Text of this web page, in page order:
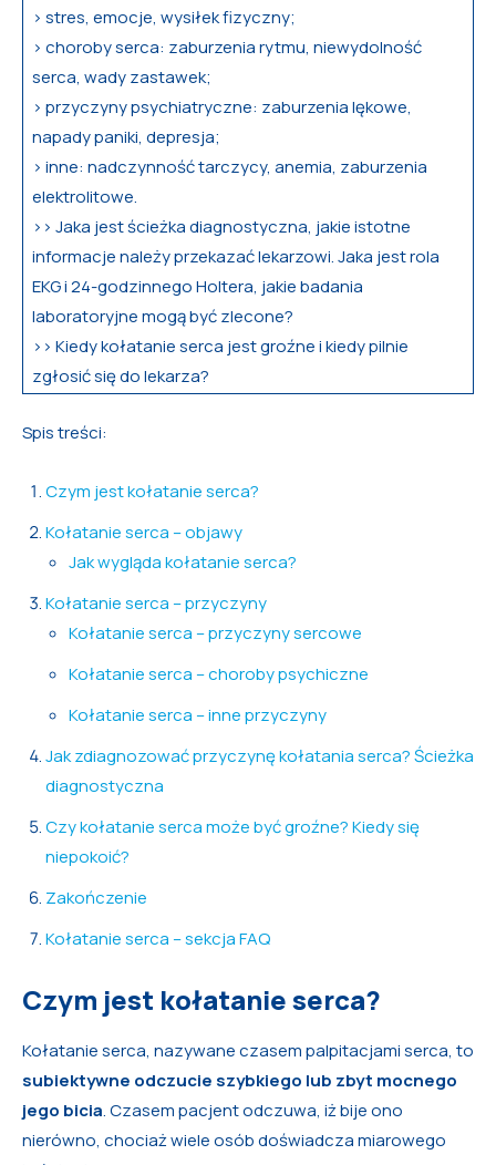
> stres, emocje, wysiłek fizyczny;
> choroby serca: zaburzenia rytmu, niewydolność
serca, wady zastawek;
> przyczyny psychiatryczne: zaburzenia lękowe,
napady paniki, depresja;
> inne: nadczynność tarczycy, anemia, zaburzenia
elektrolitowe.
>> Jaka jest ścieżka diagnostyczna, jakie istotne
informacje należy przekazać lekarzowi. Jaka jest rola
EKG i 24-godzinnego Holtera, jakie badania
laboratoryjne mogą być zlecone?
>> Kiedy kołatanie serca jest groźne i kiedy pilnie
zgłosić się do lekarza?
Spis treści:
Czym jest kołatanie serca?
Kołatanie serca – objawy
Jak wygląda kołatanie serca?
Kołatanie serca – przyczyny
Kołatanie serca – przyczyny sercowe
Kołatanie serca – choroby psychiczne
Kołatanie serca – inne przyczyny
Jak zdiagnozować przyczynę kołatania serca? Ścieżka
diagnostyczna
Czy kołatanie serca może być groźne? Kiedy się
niepokoić?
Zakończenie
Kołatanie serca – sekcja FAQ
Czym jest kołatanie serca?
Kołatanie serca, nazywane czasem palpitacjami serca, to
subiektywne odczucie szybkiego lub zbyt mocnego
jego bicia. Czasem pacjent odczuwa, iż bije ono
nierówno, chociaż wiele osób doświadcza miarowego